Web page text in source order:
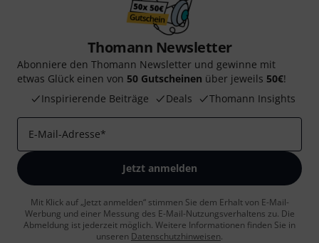
Thomann Newsletter
Abonniere den Thomann Newsletter und gewinne mit
etwas Glück einen von 50 Gutscheinen über jeweils 50€!
Inspirierende Beiträge
Deals Thomann Insights
E-Mail-Adresse*
Jetzt anmelden
Mit Klick auf „Jetzt anmelden“ stimmen Sie dem Erhalt von E-Mail-
Werbung und einer Messung des E-Mail-Nutzungsverhaltens zu. Die
Abmeldung ist jederzeit möglich. Weitere Informationen finden Sie in
unseren Datenschutzhinweisen.